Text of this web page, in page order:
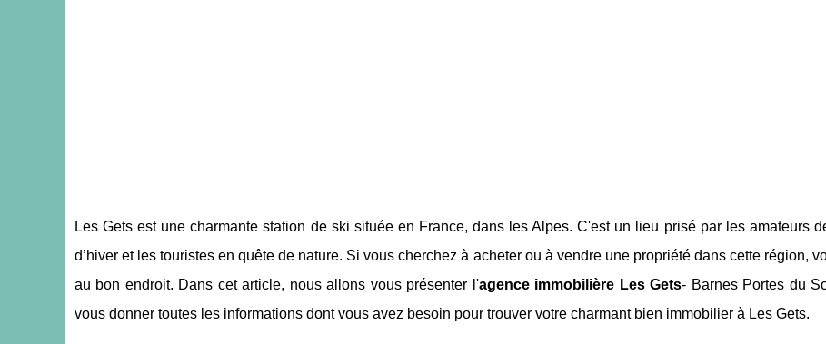
Les Gets est une charmante station de ski située en France, dans les Alpes. C'est un lieu prisé par les amateurs
d’hiver et les touristes en quête de nature. Si vous cherchez à acheter ou à vendre une propriété dans cette région,
au bon endroit. Dans cet article, nous allons vous présenter l'agence immobilière Les Gets- Barnes Portes du
vous donner toutes les informations dont vous avez besoin pour trouver votre charmant bien immobilier à Les Gets.